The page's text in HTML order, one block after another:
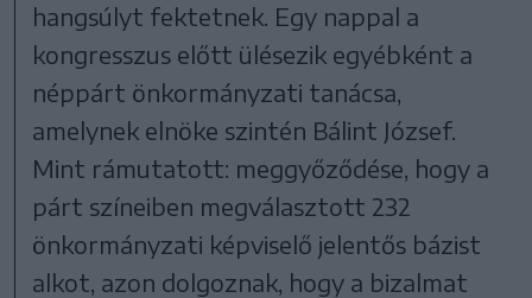
hangsúlyt fektetnek. Egy nappal a
kongresszus előtt ülésezik egyébként a
néppárt önkormányzati tanácsa,
amelynek elnöke szintén Bálint József.
Mint rámutatott: meggyőződése, hogy a
párt színeiben megválasztott 232
önkormányzati képviselő jelentős bázist
alkot, azon dolgoznak, hogy a bizalmat